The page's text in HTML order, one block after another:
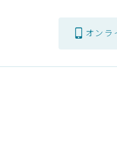
オンラ